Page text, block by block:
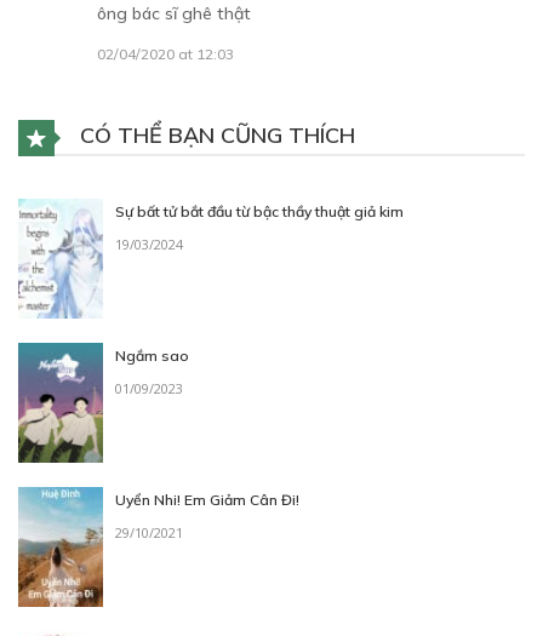
ông bác sĩ ghê thật
02/04/2020 at 12:03
CÓ THỂ BẠN CŨNG THÍCH
Sự bất tử bắt đầu từ bậc thầy thuật giả kim
19/03/2024
Ngắm sao
01/09/2023
Uyển Nhi! Em Giảm Cân Đi!
29/10/2021